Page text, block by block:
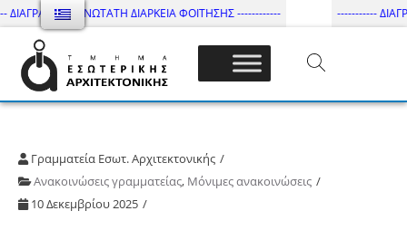
- ΑΝΩΤΑΤΗ ΔΙΑΡΚΕΙΑ ΦΟΙΤΗΣΗΣ ------------ -----------
Τμήμα Εσωτ. Αρχιτεκτονικής – ΔΙ.ΠΑ.Ε
Γραμματεία Εσωτ. Αρχιτεκτονικής
Ανακοινώσεις γραμματείας, Μόνιμες ανακοινώσεις
10 Δεκεμβρίου 2025